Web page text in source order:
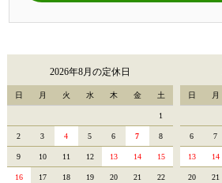
2026年8月の定休日
日 月 火 水 木 金 土
1
2 3 4 5 6 7 8
9 10 11 12 13 14 15
16 17 18 19 20 21 22
日 月
6 7
13 14
20 21